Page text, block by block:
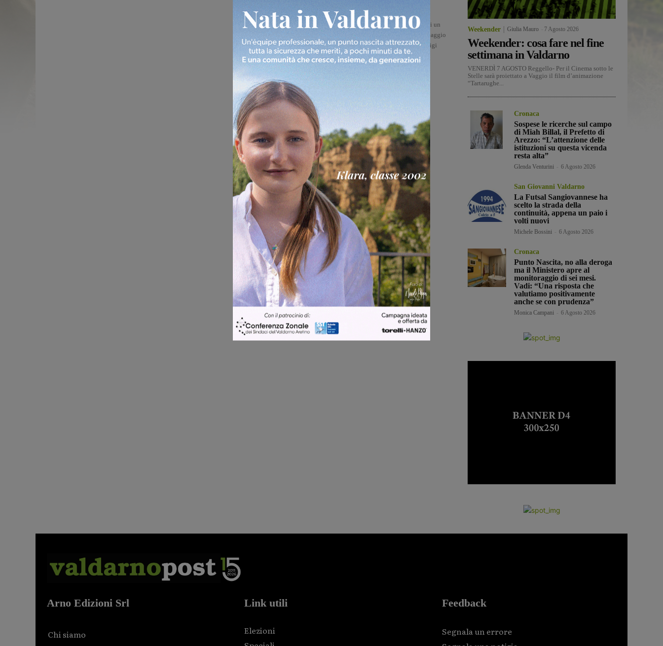
Glenda Venturini
Un camion aperto sulla piazza, che si trasforma nella scenografia di un
teatro sotto le stelle: arriva in Toscana “Opera Camion 2026 – Il Maggio
in piazza”, il progetto nato da un’idea di Fabio Cherstich e Gianluigi
Toccafondo e...
Weekender Giulia Mauro 7 Agosto 2026
Weekender: cosa fare nel fine
settimana in Valdarno
VENERDÌ 7 AGOSTO Reggello- Per il Cinema sotto le
Stelle sarà proiettato a Vaggio il film d’animazione
“Tartarughe...
Cronaca
Sospese le ricerche sul campo
di Miah Billal, il Prefetto di
Arezzo: “L’attenzione delle
istituzioni su questa vicenda
resta alta”
Glenda Venturini 6 Agosto 2026
San Giovanni Valdarno
La Futsal Sangiovannese ha
scelto la strada della
continuità, appena un paio i
volti nuovi
Michele Bossini 6 Agosto 2026
Cronaca
Punto Nascita, no alla deroga
ma il Ministero apre al
monitoraggio di sei mesi.
Vadi: “Una risposta che
valutiamo positivamente
anche se con prudenza”
Monica Campani 6 Agosto 2026
Arno Edizioni Srl
Chi siamo
Link utili
Elezioni
Feedback
Segnala un errore